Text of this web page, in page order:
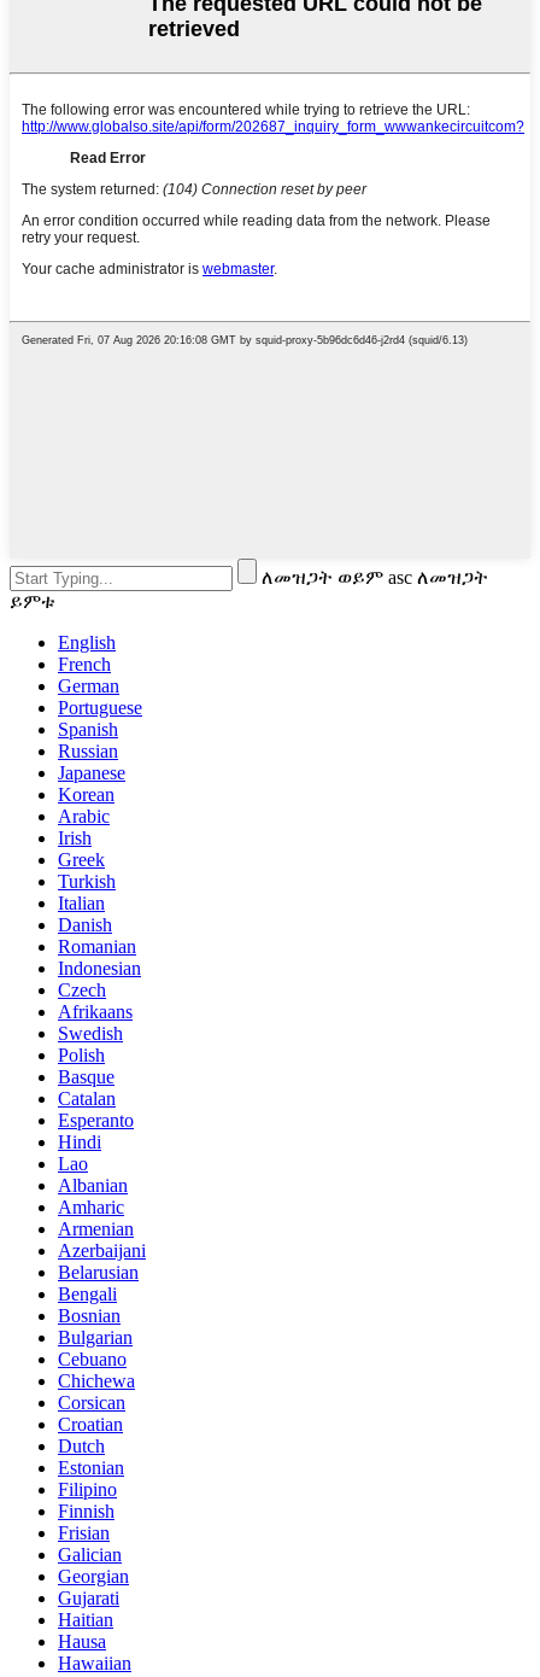
ለመዝጋት ወይም asc ለመዝጋት
ይምቱ
English
French
German
Portuguese
Spanish
Russian
Japanese
Korean
Arabic
Irish
Greek
Turkish
Italian
Danish
Romanian
Indonesian
Czech
Afrikaans
Swedish
Polish
Basque
Catalan
Esperanto
Hindi
Lao
Albanian
Amharic
Armenian
Azerbaijani
Belarusian
Bengali
Bosnian
Bulgarian
Cebuano
Chichewa
Corsican
Croatian
Dutch
Estonian
Filipino
Finnish
Frisian
Galician
Georgian
Gujarati
Haitian
Hausa
Hawaiian